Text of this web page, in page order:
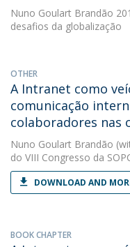
Nuno Goulart Brandão
desafios da globalização
OTHER
A Intranet como
comunicação
colaboradores nas
Nuno Goulart Brandão
do VIII Congresso da
DOWNLOAD AND
BOOK CHAPTER